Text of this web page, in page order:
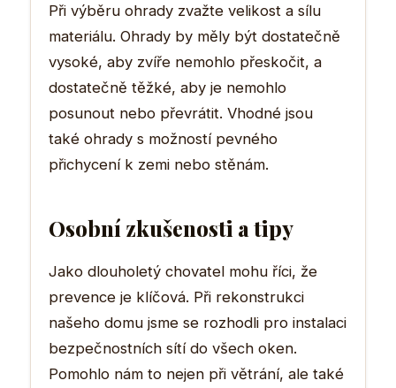
Při výběru ohrady zvažte velikost a sílu
materiálu. Ohrady by měly být dostatečně
vysoké, aby zvíře nemohlo přeskočit, a
dostatečně těžké, aby je nemohlo
posunout nebo převrátit. Vhodné jsou
také ohrady s možností pevného
přichycení k zemi nebo stěnám.
Osobní zkušenosti a tipy
Jako dlouholetý chovatel mohu říci, že
prevence je klíčová. Při rekonstrukci
našeho domu jsme se rozhodli pro instalaci
bezpečnostních sítí do všech oken.
Pomohlo nám to nejen při větrání, ale také